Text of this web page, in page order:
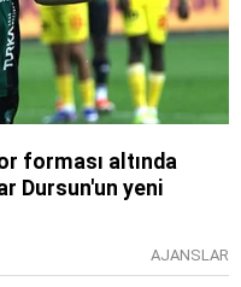
forması altında
Dursun'un yeni
AJANSLAR